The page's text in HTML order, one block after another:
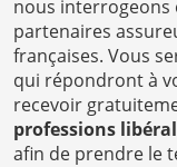
nous interrogeons
partenaires
françaises. Vous
qui répondront à
recevoir
professions
afin de prendre le